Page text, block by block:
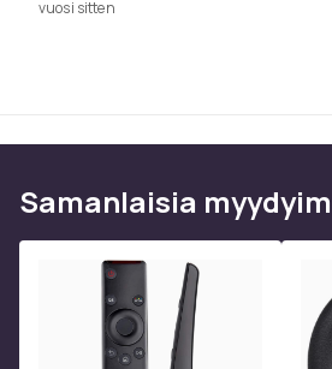
vuosi sitten
Samanlaisia